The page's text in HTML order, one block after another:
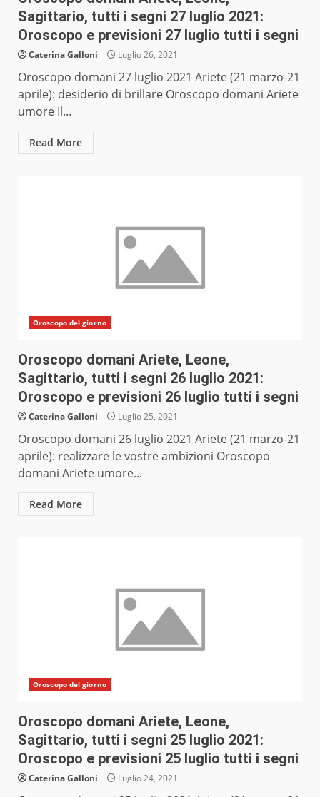
Sagittario, tutti i segni 27 luglio 2021:
Oroscopo e previsioni 27 luglio tutti i segni
Caterina Galloni Luglio 26, 2021
Oroscopo domani 27 luglio 2021 Ariete (21 marzo-21
aprile): desiderio di brillare Oroscopo domani Ariete
umore Il...
Read More
Oroscopo del giorno
Oroscopo domani Ariete, Leone,
Sagittario, tutti i segni 26 luglio 2021:
Oroscopo e previsioni 26 luglio tutti i segni
Caterina Galloni Luglio 25, 2021
Oroscopo domani 26 luglio 2021 Ariete (21 marzo-21
aprile): realizzare le vostre ambizioni Oroscopo
domani Ariete umore...
Read More
Oroscopo del giorno
Oroscopo domani Ariete, Leone,
Sagittario, tutti i segni 25 luglio 2021:
Oroscopo e previsioni 25 luglio tutti i segni
Caterina Galloni Luglio 24, 2021